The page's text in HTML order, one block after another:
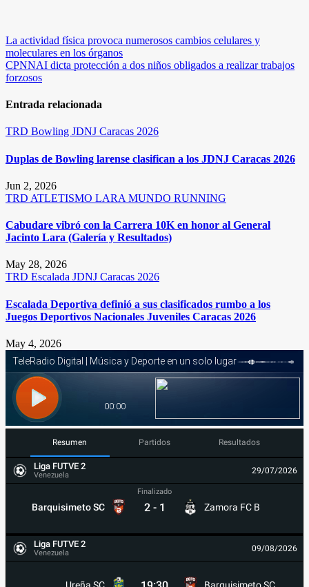
Navegación
de
entradas
La actividad física provoca numerosos cambios celulares y
moleculares en los órganos
CPNNAI dicta protección a dos niños obligados a realizar trabajos
forzosos
Entrada relacionada
TRD Bowling JDNJ Caracas 2026
Duplas de Bowling larense clasifican a los JDNJ Caracas 2026
Jun 2, 2026
TRD ATLETISMO LARA MUNDO RUNNING
Cabudare vibró con la Carrera 10K en honor al General
Jacinto Lara (Galería y Resultados)
May 28, 2026
TRD Escalada JDNJ Caracas 2026
Escalada Deportiva definió a sus clasificados rumbo a los
Juegos Deportivos Nacionales Juveniles Caracas 2026
May 4, 2026
Resumen Partidos Resultados
Liga FUTVE 2
Venezuela 29/07/2026
Barquisimeto SC
Finalizado
2 - 1 Zamora FC B
Liga FUTVE 2
Venezuela 09/08/2026